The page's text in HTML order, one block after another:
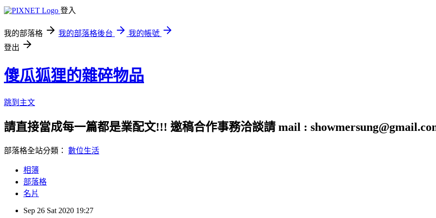
登入
我的部落格 我的部落格後台
我的帳號
登出
傻瓜狐狸的雜碎物品
跳到主文
請直接當成每一篇都是業配文!!! 邀稿合作事務洽談請 mail :
部落格全站分類： 數位生活
相簿
部落格
名片
Sep 26 Sat 2020 19:27